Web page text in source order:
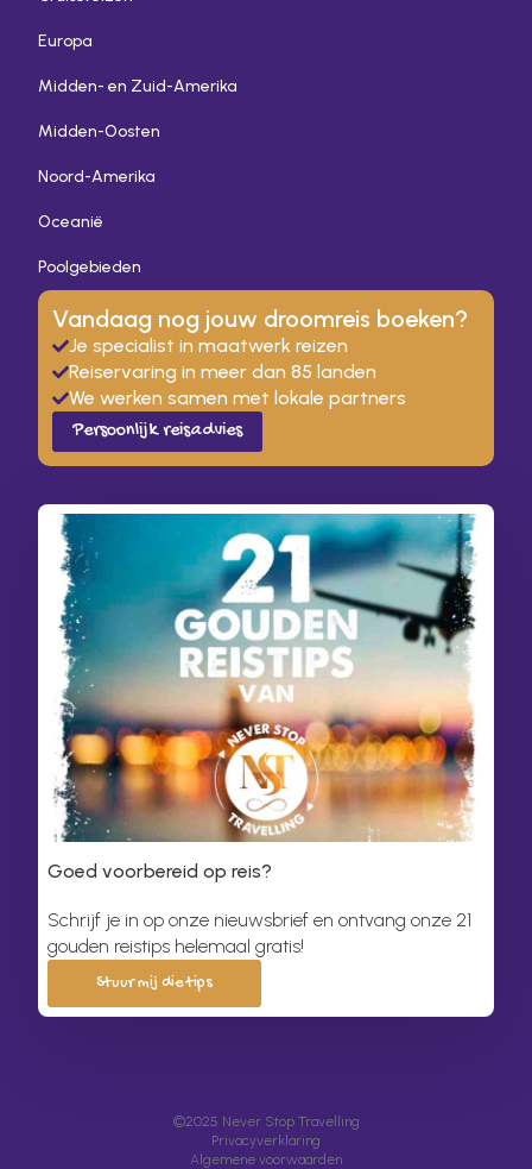
Europa
Midden- en Zuid-Amerika
Midden-Oosten
Noord-Amerika
Oceanië
Poolgebieden
Vandaag nog jouw droomreis boeken?
Je specialist in maatwerk reizen
Reiservaring in meer dan 85 landen
We werken samen met lokale partners
Persoonlijk reisadvies
Goed voorbereid op reis?
Schrijf je in op onze nieuwsbrief en ontvang onze 21
gouden reistips helemaal gratis!
Stuur mij die tips
©2025 Never Stop Travelling
Privacyverklaring
Algemene voorwaarden